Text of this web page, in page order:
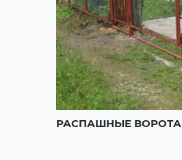
РАСПАШНЫЕ ВОРОТА